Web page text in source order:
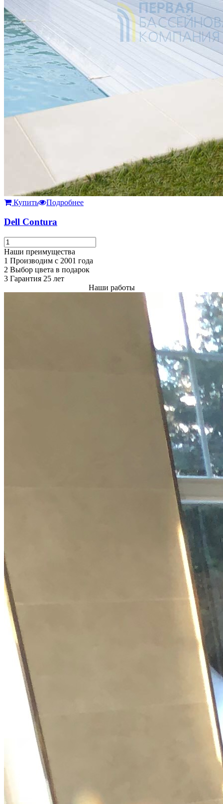
Купить Подробнее
Dell Contura
Наши преимущества
1 Производим с 2001 года
2 Выбор цвета в подарок
3 Гарантия 25 лет
Наши работы